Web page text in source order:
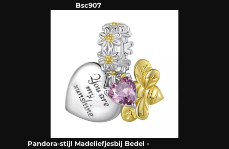
Bsc907
Pandora-stijl Madeliefjesbij Bedel -